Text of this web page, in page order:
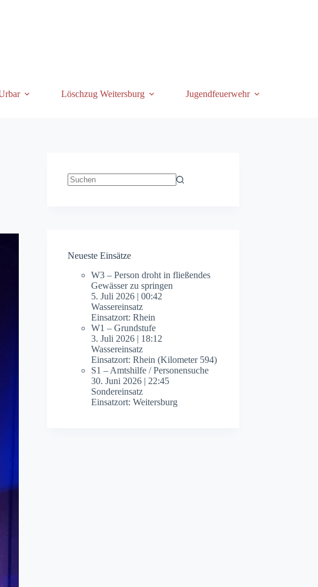
Löschzug Weitersburg Jugendfeuerwehr
Neueste Einsätze
W3 – Person droht in fließendes
Gewässer zu springen
5. Juli 2026 |00:42
Wassereinsatz
Einsatzort: Rhein
W1 – Grundstufe
3. Juli 2026 | 18:12
Wassereinsatz
Einsatzort: Rhein (Kilometer 594)
S1 – Amtshilfe / Personensuche
30. Juni 2026 | 22:45
Sondereinsatz
Einsatzort: Weitersburg